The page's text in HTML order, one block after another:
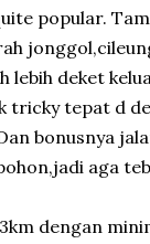
popular.
lebih deket
tricky tepat d
bonusnya
aga
dengan